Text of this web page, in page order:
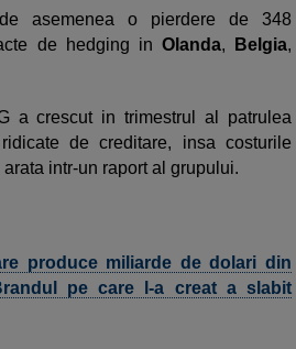
asemenea o pierdere de 348
de hedging in Olanda, Belgia,
a crescut in trimestrul al patrulea
de creditare, insa costurile
intr-un raport al grupului.
produce miliarde de dolari din
pe care l-a creat a slabit